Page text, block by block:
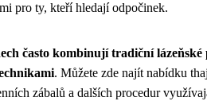
pro ty, kteří hledají odpočinek.
často kombinují tradiční lázeňské
. Můžete zde najít nabídku
zábalů a dalších procedur